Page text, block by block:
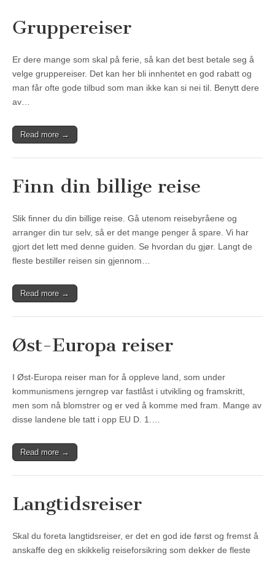
Gruppereiser
Er dere mange som skal på ferie, så kan det best betale seg å
velge gruppereiser. Det kan her bli innhentet en god rabatt og
man får ofte gode tilbud som man ikke kan si nei til. Benytt dere
av…
Read more →
Finn din billige reise
Slik finner du din billige reise. Gå utenom reisebyråene og
arranger din tur selv, så er det mange penger å spare. Vi har
gjort det lett med denne guiden. Se hvordan du gjør. Langt de
fleste bestiller reisen sin gjennom…
Read more →
Øst-Europa reiser
I Øst-Europa reiser man for å oppleve land, som under
kommunismens jerngrep var fastlåst i utvikling og framskritt,
men som nå blomstrer og er ved å komme med fram. Mange av
disse landene ble tatt i opp EU D. 1.…
Read more →
Langtidsreiser
Skal du foreta langtidsreiser, er det en god ide først og fremst å
anskaffe deg en skikkelig reiseforsikring som dekker de fleste